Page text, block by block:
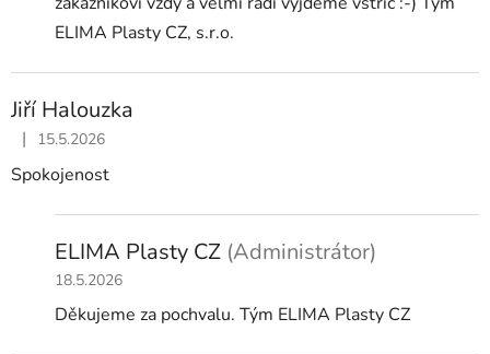
ELIMA Plasty CZ, s.r.o.
Jiří Halouzka
Hodnocení obchodu je 5 z 5 hvězdiček.
| 15.5.2026
Spokojenost
ELIMA Plasty CZ (Administrátor)
18.5.2026
Děkujeme za pochvalu. Tým ELIMA Plasty CZ